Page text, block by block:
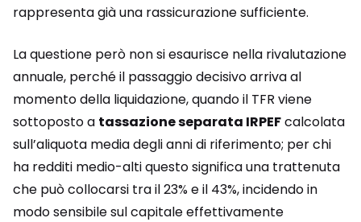
rappresenta già una rassicurazione sufficiente.
La questione però non si esaurisce nella rivalutazione
annuale, perché il passaggio decisivo arriva al
momento della liquidazione, quando il TFR viene
sottoposto a tassazione separata IRPEFcalcolata
sull’aliquota media degli anni di riferimento; per chi
ha redditi medio-alti questo significa una trattenuta
che può collocarsi tra il 23% e il 43%, incidendo in
modo sensibile sul capitale effettivamente